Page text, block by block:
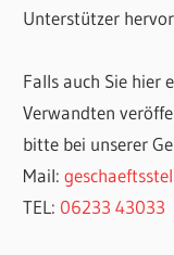
Unterstützer
Falls auch Sie hier
Verwandten
bitte bei unserer
Mail:
TEL: 06233 43033